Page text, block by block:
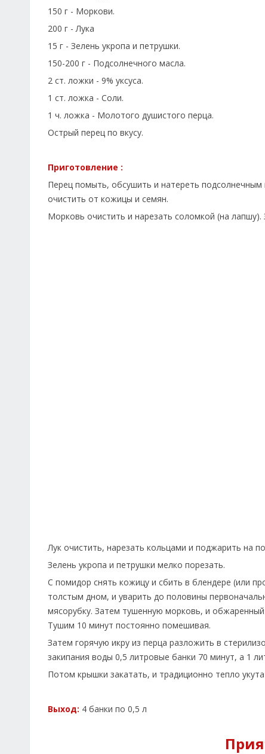
150 г - Моркови.
200 г - Лука
15 г - Зелень укропа и петрушки.
150-200 г - Подсолнечного масла.
2 ст. ложки - 9% уксуса.
1 ст. ложка - Соли.
1 ч. ложка - Молотого душистого перца.
Острый перец по вкусу.
Приготовление :
Перец помыть, обсушить и натереть
очистить от кожицы и семян.
Морковь очистить и нарезать соломкой (на
Лук очистить, нарезать кольцами и поджарить на
Зелень укропа и петрушки мелко порезать.
С помидор снять кожицу и сбить в блендере (или
толстым дном, и уварить до половины
мясорубку. Затем тушенную морковь, и
Тушим 10 минут постоянно помешивая.
Затем горячую икру из перца разложить в
закипания воды 0,5 литровые банки 70 минут, а 1
Потом крышки закатать, и традиционно тепло
Выход: 4 банки по 0,5 л